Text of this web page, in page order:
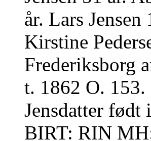
år. Lars
Kirstine
Frederiksborg
t. 1862 O. 153.
Jensdatter født
BIRT: RIN